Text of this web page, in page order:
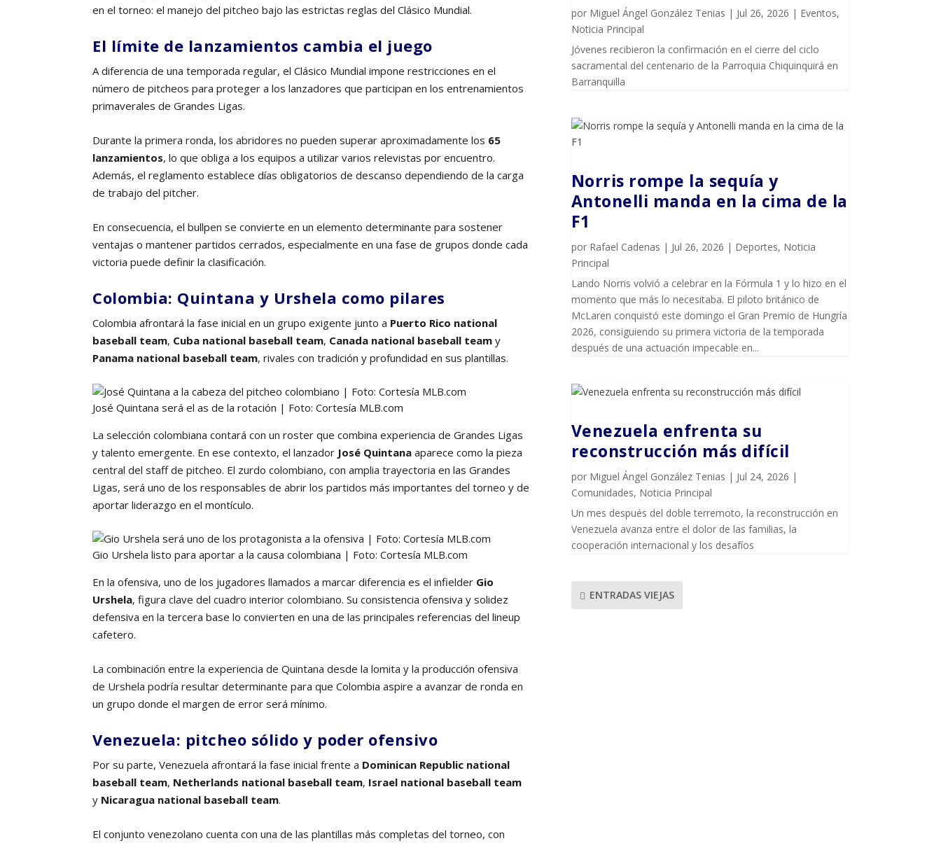
en el torneo: el manejo del pitcheo bajo las estrictas reglas del Clásico Mundial.
El límite de lanzamientos cambia el juego
A diferencia de una temporada regular, el Clásico Mundial impone restricciones en el
número de pitcheos para proteger a los lanzadores que participan en los entrenamientos
primaverales de Grandes Ligas.
Durante la primera ronda, los abridores no pueden superar aproximadamente los 65
lanzamientos, lo que obliga a los equipos a utilizar varios relevistas por encuentro.
Además, el reglamento establece días obligatorios de descanso dependiendo de la carga
de trabajo del pitcher.
En consecuencia, el bullpen se convierte en un elemento determinante para sostener
ventajas o mantener partidos cerrados, especialmente en una fase de grupos donde cada
victoria puede definir la clasificación.
Colombia: Quintana y Urshela como pilares
Colombia afrontará la fase inicial en un grupo exigente junto a Puerto Rico national
baseball team, Cuba national baseball team, Canada national baseball team y
Panama national baseball team, rivales con tradición y profundidad en sus plantillas.
José Quintana será el as de la rotación | Foto: Cortesía MLB.com
La selección colombiana contará con un roster que combina experiencia de Grandes Ligas
y talento emergente. En ese contexto, el lanzador José Quintana aparece como la pieza
central del staff de pitcheo. El zurdo colombiano, con amplia trayectoria en las Grandes
Ligas, será uno de los responsables de abrir los partidos más importantes del torneo y de
aportar liderazgo en el montículo.
Gio Urshela listo para aportar a la causa colombiana | Foto: Cortesía MLB.com
En la ofensiva, uno de los jugadores llamados a marcar diferencia es el infielder Gio
Urshela, figura clave del cuadro interior colombiano. Su consistencia ofensiva y solidez
defensiva en la tercera base lo convierten en una de las principales referencias del lineup
cafetero.
La combinación entre la experiencia de Quintana desde la lomita y la producción ofensiva
de Urshela podría resultar determinante para que Colombia aspire a avanzar de ronda en
un grupo donde el margen de error será mínimo.
Venezuela: pitcheo sólido y poder ofensivo
Por su parte, Venezuela afrontará la fase inicial frente a Dominican Republic national
baseball team, Netherlands national baseball team, Israel national baseball team
y Nicaragua national baseball team.
El conjunto venezolano cuenta con una de las plantillas más completas del torneo, con
por Miguel Ángel González Tenias | Jul 26, 2026 | Eventos,
Noticia Principal
Jóvenes recibieron la confirmación en el cierre del ciclo
sacramental del centenario de la Parroquia Chiquinquirá en
Barranquilla
Norris rompe la sequía y
Antonelli manda en la cima de la
F1
por Rafael Cadenas | Jul 26, 2026 | Deportes, Noticia
Principal
Lando Norris volvió a celebrar en la Fórmula 1 y lo hizo en el
momento que más lo necesitaba. El piloto británico de
McLaren conquistó este domingo el Gran Premio de Hungría
2026, consiguiendo su primera victoria de la temporada
después de una actuación impecable en...
Venezuela enfrenta su
reconstrucción más difícil
por Miguel Ángel González Tenias | Jul 24, 2026 |
Comunidades, Noticia Principal
Un mes después del doble terremoto, la reconstrucción en
Venezuela avanza entre el dolor de las familias, la
cooperación internacional y los desafíos
ENTRADAS VIEJAS